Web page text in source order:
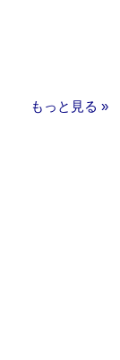
もっと見る »